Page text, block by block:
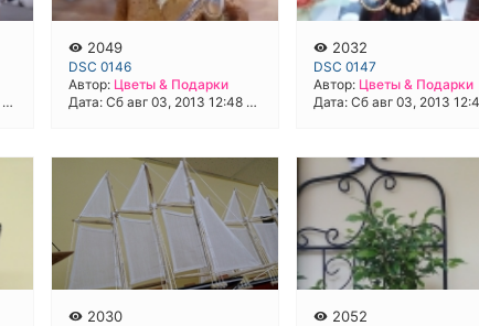
2049
DSC 0146
Автор: Цветы & Подарки
Дата: Сб авг 03, 2013 12:48 pm
2032
DSC 0147
Автор: Цветы & Подарки
Дата: Сб авг 03, 2013 12:47
2030 2052